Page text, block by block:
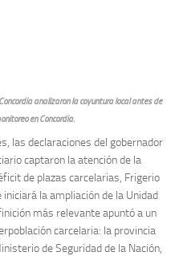
analizaron la coyuntura local antes de
en Concordia.
las declaraciones del gobernador
captaron la atención de la
de plazas carcelarias, Frigerio
la ampliación de la Unidad
más relevante apuntó a un
carcelaria: la provincia
de Seguridad de la Nación,